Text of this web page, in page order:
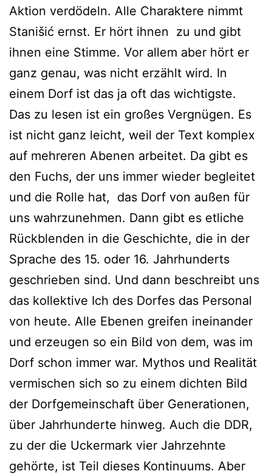
Aktion verdödeln. Alle Charaktere nimmt
Stanišić ernst. Er hört ihnen zu und gibt
ihnen eine Stimme. Vor allem aber hört er
ganz genau, was nicht erzählt wird. In
einem Dorf ist das ja oft das wichtigste.
Das zu lesen ist ein großes Vergnügen. Es
ist nicht ganz leicht, weil der Text komplex
auf mehreren Abenen arbeitet. Da gibt es
den Fuchs, der uns immer wieder begleitet
und die Rolle hat, das Dorf von außen für
uns wahrzunehmen. Dann gibt es etliche
Rückblenden in die Geschichte, die in der
Sprache des 15. oder 16. Jahrhunderts
geschrieben sind. Und dann beschreibt uns
das kollektive Ich des Dorfes das Personal
von heute. Alle Ebenen greifen ineinander
und erzeugen so ein Bild von dem, was im
Dorf schon immer war. Mythos und Realität
vermischen sich so zu einem dichten Bild
der Dorfgemeinschaft über Generationen,
über Jahrhunderte hinweg. Auch die DDR,
zu der die Uckermark vier Jahrzehnte
gehörte, ist Teil dieses Kontinuums. Aber